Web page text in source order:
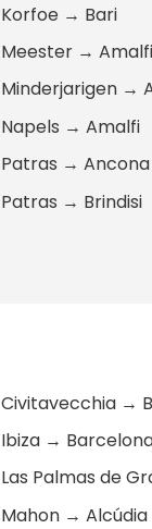
Korfoe → Bari
Meester → Amalfi
Minderjarigen →
Napels → Amalfi
Patras → Ancona
Patras → Brindisi
Civitavecchia →
Ibiza →
Las Palmas de
Mahon → Alcúdia